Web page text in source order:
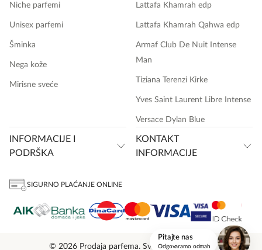
Niche parfemi
Unisex parfemi
Šminka
Nega kože
Mirisne sveće
Lattafa Khamrah edp
Lattafa Khamrah Qahwa edp
Armaf Club De Nuit Intense
Man
Tiziana Terenzi Kirke
Yves Saint Laurent Libre Intense
Versace Dylan Blue
INFORMACIJE I
PODRŠKA
KONTAKT
INFORMACIJE
SIGURNO PLAĆANJE ONLINE
© 2026 Prodaja parfema. Sva prava zadržana.
Pitajte nas
Odgovaramo odmah